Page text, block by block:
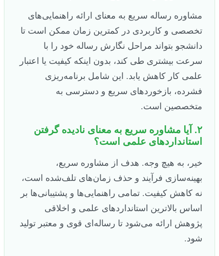
مشاوره رساله سریع به معنای ارائه راهنمایی‌های
تخصصی و کاربردی در کمترین زمان ممکن است تا
دانشجو بتواند مراحل نگارش رساله خود را با
سرعت بیشتری طی کند، بدون اینکه کیفیت یا اعتبار
علمی کار کاهش یابد. این شامل برنامه‌ریزی
فشرده، بازخوردهای سریع و دسترسی به
متخصصین است.
۲. آیا مشاوره سریع به معنای نادیده گرفتن
استانداردهای علمی است؟
خیر، به هیچ وجه. هدف از مشاوره سریع،
بهینه‌سازی فرآیند و حذف زمان‌های تلف‌شده است،
نه کاهش کیفیت. تمامی راهنمایی‌ها و پشتیبانی‌ها بر
اساس بالاترین استانداردهای علمی و اخلاقی
پژوهش ارائه می‌شود تا رساله‌ای قوی و معتبر تولید
شود.